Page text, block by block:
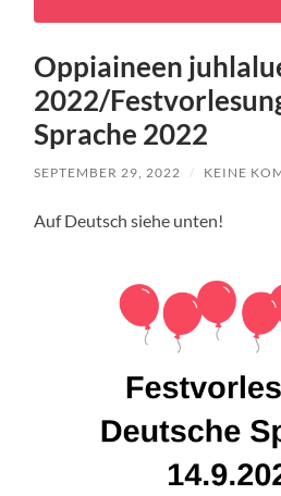
Oppiaineen
2022/
Sprache 2022
SEPTEMBER 29, 2022 / KEINE
Auf Deutsch siehe unten!